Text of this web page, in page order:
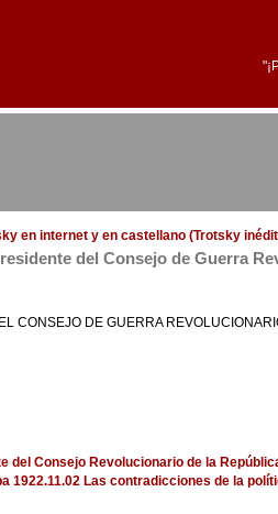
en internet y en castellano (Trotsky
del Consejo de Guerra
CONSEJO DE GUERRA
del Consejo Revolucionario de la
1922.11.02 Las contradicciones de la